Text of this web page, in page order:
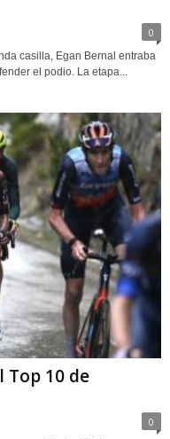
0
casilla, Egan Bernal entraba
el podio. La etapa...
Top 10 de
0